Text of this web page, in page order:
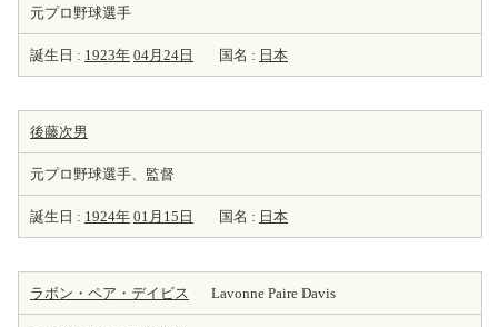
元プロ野球選手
誕生日 : 1923年 04月24日 国名 : 日本
後藤次男
元プロ野球選手、監督
誕生日 : 1924年 01月15日 国名 : 日本
ラボン・ペア・デイビス Lavonne Paire Davis